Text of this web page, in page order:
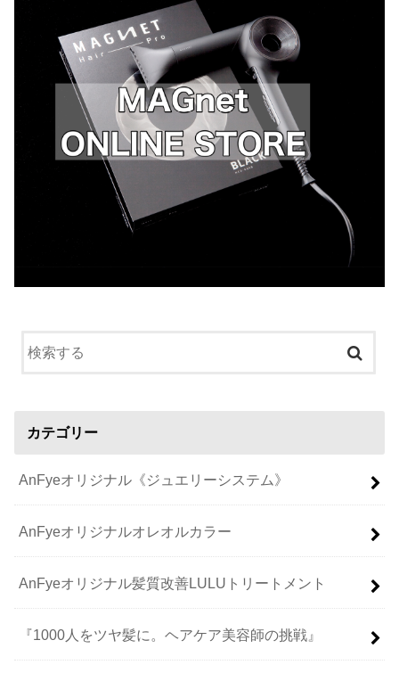
カテゴリー
AnFyeオリジナル《ジュエリーシステム》
AnFyeオリジナルオレオルカラー
AnFyeオリジナル髪質改善LULUトリートメント
『1000人をツヤ髪に。ヘアケア美容師の挑戦』